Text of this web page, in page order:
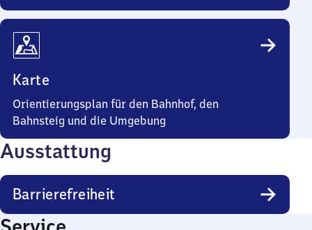
Karte
Orientierungsplan für den Bahnhof, den
Bahnsteig und die Umgebung
Ausstattung
Barrierefreiheit